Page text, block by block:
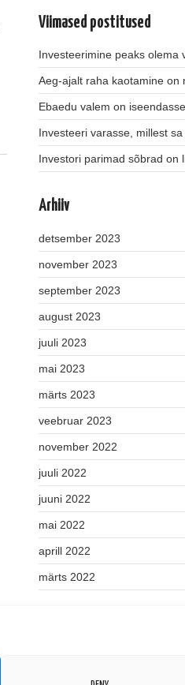
Viimased postitused
Investeerimine peaks olema
Aeg-ajalt raha kaotamine on
Ebaedu valem on
Investeeri varasse, millest
Investori parimad sõbrad on
Arhiiv
detsember 2023
november 2023
september 2023
august 2023
juuli 2023
mai 2023
märts 2023
veebruar 2023
november 2022
juuli 2022
juuni 2022
mai 2022
aprill 2022
märts 2022